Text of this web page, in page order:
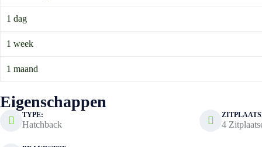
1 dag
1 week
1 maand
Eigenschappen
TYPE:
Hatchback 4